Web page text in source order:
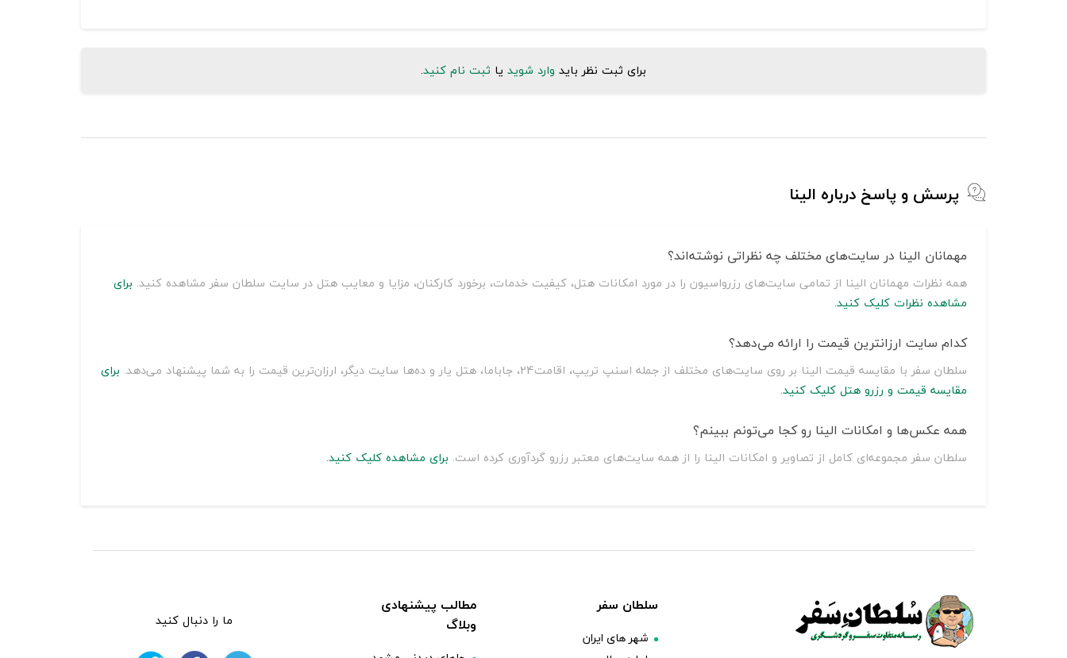
برای ثبت نظر باید وارد شوید یا ثبت نام کنید.
پرسش و پاسخ درباره الینا
مهمانان الینا در سایت‌های مختلف چه نظراتی نوشته‌اند؟
همه نظرات مهمانان الینا از تمامی سایت‌های رزرواسیون را در مورد امکانات هتل، کیفیت خدمات، برخورد کارکنان، مزایا و معایب هتل در سایت سلطان سفر مشاهده کنید. برای
مشاهده نظرات کلیک کنید.
کدام سایت ارزانترین قیمت را ارائه می‌دهد؟
سلطان سفر با مقایسه قیمت الینا بر روی سایت‌های مختلف از جمله اسنپ تریپ، اقامت24، جاباما، هتل یار و ده‌ها سایت دیگر، ارزان‌ترین قیمت را به شما پیشنهاد می‌دهد.
برای
مقایسه قیمت و رزرو هتل کلیک کنید.
همه عکس‌ها و امکانات الینا رو کجا می‌تونم ببینم؟
سلطان سفر مجموعه‌ای کامل از تصاویر و امکانات الینا را از همه سایت‌های معتبر رزرو گردآوری کرده است. برای مشاهده کلیک کنید.
سلطان سفر
شهر های ایران
مطالب پیشنهادی
وبلاگ
ما را دنبال کنید